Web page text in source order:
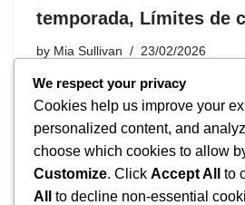
temporada, Límites de
by Mia Sullivan 23/02/2026
Las Apex Coins sirven como la
del juego en Apex Legends,
adquirir una variedad de artículos y
su experiencia de juego.
pueden…
We respect your privacy
Cookies help us improve your
personalized content, and
choose which cookies to allow
Customize. Click Accept All to
All
to decline non-essential